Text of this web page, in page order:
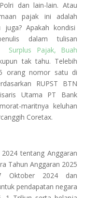
dan lain-lain. Atau
pajak ini adalah
Apakah kondisi
dalam tulisan
: Surplus Pajak, Buah
tak tahu. Telebih
orang nomor satu di
RUPST BTN
Utama PT Bank
maritnya keluhan
Coretax.
tentang Anggaran
Tahun Anggaran 2025
Oktober 2024 dan
pendapatan negara